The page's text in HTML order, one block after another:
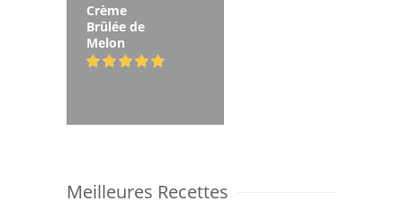
Crème
Brûlée de
Melon
Meilleures Recettes